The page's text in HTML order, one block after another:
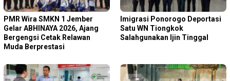
PMR Wira SMKN 1 Jember
Gelar ABHINAYA 2026, Ajang
Bergengsi Cetak Relawan
Muda Berprestasi
Imigrasi Ponorogo Deportasi
Satu WN Tiongkok
Salahgunakan Ijin Tinggal